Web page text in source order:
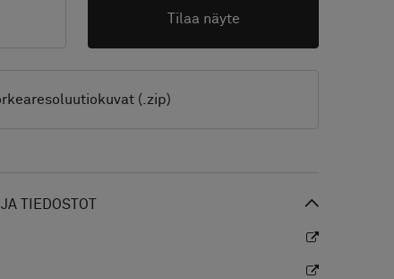
Tilaa näyte
(.zip)
TIEDOSTOT